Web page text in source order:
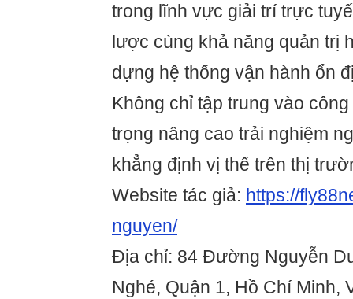
trong lĩnh vực giải trí trực
lược cùng khả năng quản trị
dựng hệ thống vận hành ổn
Không chỉ tập trung vào
trọng nâng cao trải nghiệm
khẳng định vị thế trên thị
Website tác giả: https://
nguyen/
Địa chỉ: 84 Đường Nguyễn
Nghé, Quận 1, Hồ Chí Minh,